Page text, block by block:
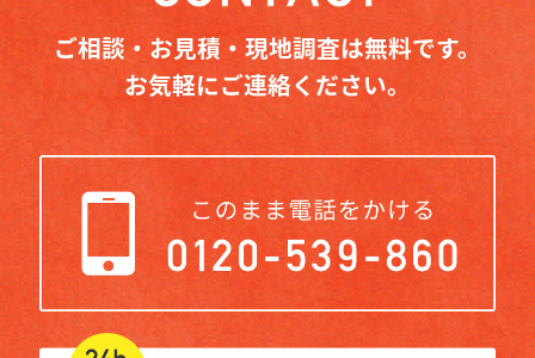
ご相談・お見積・現地調査は無料です。
お気軽にご連絡ください。